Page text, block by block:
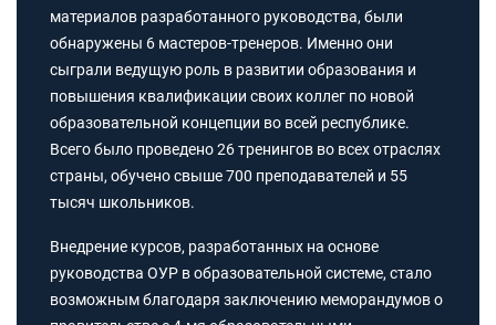
материалов разработанного руководства, были
обнаружены 6 мастеров-тренеров. Именно они
сыграли ведущую роль в развитии образования и
повышения квалификации своих коллег по новой
образовательной концепции во всей республике.
Всего было проведено 26 тренингов во всех отраслях
страны, обучено свыше 700 преподавателей и 55
тысяч школьников.
Внедрение курсов, разработанных на основе
руководства ОУР в образовательной системе, стало
возможным благодаря заключению меморандумов о